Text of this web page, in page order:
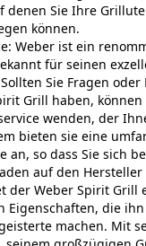
denen Sie Ihre
können.
Weber ist ein
für seinen
Sie Fragen
Grill haben,
wenden, der
bieten sie eine
an, so dass Sie sich
auf den
der Weber Spirit Grill
Eigenschaften, die
machen. Mit